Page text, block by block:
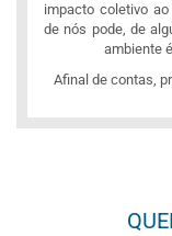
impacto coletivo
de nós pode, de
ambiente
Afinal de contas,